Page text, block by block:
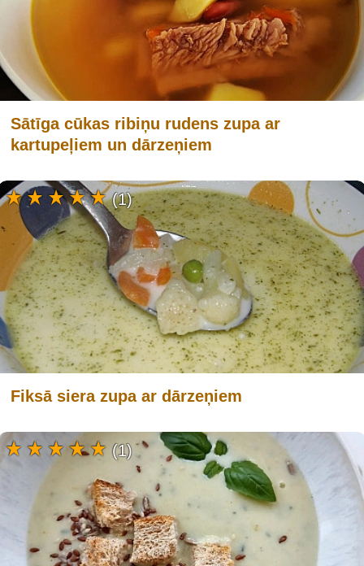
Sātīga cūkas ribiņu rudens zupa ar
kartupeļiem un dārzeņiem
Fiksā siera zupa ar dārzeņiem
(1)
(1)